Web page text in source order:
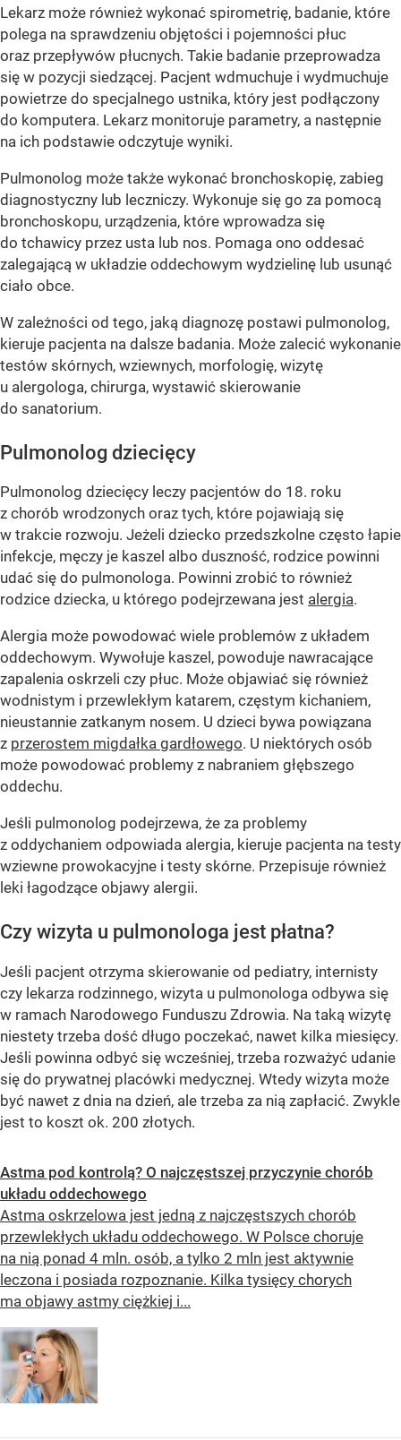
Lekarz może również wykonać spirometrię, badanie, które
polega na sprawdzeniu objętości i pojemności płuc
oraz przepływów płucnych. Takie badanie przeprowadza
się w pozycji siedzącej. Pacjent wdmuchuje i wydmuchuje
powietrze do specjalnego ustnika, który jest podłączony
do komputera. Lekarz monitoruje parametry, a następnie
na ich podstawie odczytuje wyniki.
Pulmonolog może także wykonać bronchoskopię, zabieg
diagnostyczny lub leczniczy. Wykonuje się go za pomocą
bronchoskopu, urządzenia, które wprowadza się
do tchawicy przez usta lub nos. Pomaga ono oddesać
zalegającą w układzie oddechowym wydzielinę lub usunąć
ciało obce.
W zależności od tego, jaką diagnozę postawi pulmonolog,
kieruje pacjenta na dalsze badania. Może zalecić wykonanie
testów skórnych, wziewnych, morfologię, wizytę
u alergologa, chirurga, wystawić skierowanie
do sanatorium.
Pulmonolog dziecięcy
Pulmonolog dziecięcy leczy pacjentów do 18. roku
z chorób wrodzonych oraz tych, które pojawiają się
w trakcie rozwoju. Jeżeli dziecko przedszkolne często łapie
infekcje, męczy je kaszel albo duszność, rodzice powinni
udać się do pulmonologa. Powinni zrobić to również
rodzice dziecka, u którego podejrzewana jest alergia.
Alergia może powodować wiele problemów z układem
oddechowym. Wywołuje kaszel, powoduje nawracające
zapalenia oskrzeli czy płuc. Może objawiać się również
wodnistym i przewlekłym katarem, częstym kichaniem,
nieustannie zatkanym nosem. U dzieci bywa powiązana
z przerostem migdałka gardłowego. U niektórych osób
może powodować problemy z nabraniem głębszego
oddechu.
Jeśli pulmonolog podejrzewa, że za problemy
z oddychaniem odpowiada alergia, kieruje pacjenta na testy
wziewne prowokacyjne i testy skórne. Przepisuje również
leki łagodzące objawy alergii.
Czy wizyta u pulmonologa jest płatna?
Jeśli pacjent otrzyma skierowanie od pediatry, internisty
czy lekarza rodzinnego, wizyta u pulmonologa odbywa się
w ramach Narodowego Funduszu Zdrowia. Na taką wizytę
niestety trzeba dość długo poczekać, nawet kilka miesięcy.
Jeśli powinna odbyć się wcześniej, trzeba rozważyć udanie
się do prywatnej placówki medycznej. Wtedy wizyta może
być nawet z dnia na dzień, ale trzeba za nią zapłacić. Zwykle
jest to koszt ok. 200 złotych.
Astma pod kontrolą? O najczęstszej przyczynie chorób
układu oddechowego
Astma oskrzelowa jest jedną z najczęstszych chorób
przewlekłych układu oddechowego. W Polsce choruje
na nią ponad 4 mln. osób, a tylko 2 mln jest aktywnie
leczona i posiada rozpoznanie. Kilka tysięcy chorych
ma objawy astmy ciężkiej i...